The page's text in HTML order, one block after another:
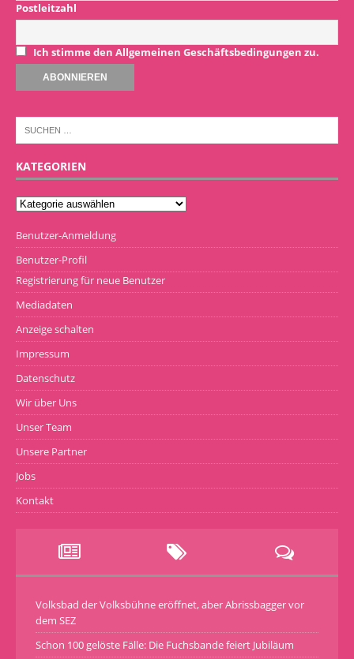
Postleitzahl
Ich stimme den Allgemeinen Geschäftsbedingungen zu.
KATEGORIEN
Benutzer-Anmeldung
Benutzer-Profil
Registrierung für neue Benutzer
Mediadaten
Anzeige schalten
Impressum
Datenschutz
Wir über Uns
Unser Team
Unsere Partner
Jobs
Kontakt
Volksbad der Volksbühne eröffnet, aber Abrissbagger vor
dem SEZ
Schon 100 gelöste Fälle: Die Fuchsbande feiert Jubiläum